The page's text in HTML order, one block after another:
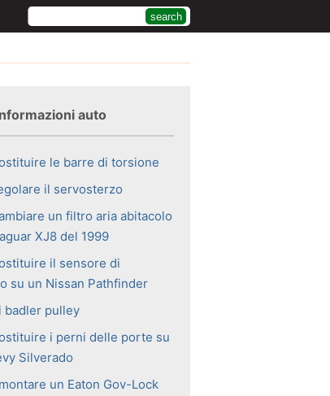
auto
le barre di torsione
il servosterzo
un filtro aria abitacolo
XJ8 del 1999
il sensore di
su un Nissan Pathfinder
badler pulley
i perni delle porte su
Silverado
un Eaton Gov-Lock